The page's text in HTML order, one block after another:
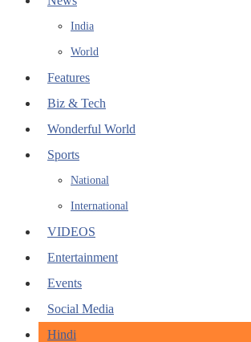
India
World
Features
Biz & Tech
Wonderful World
Sports
National
International
VIDEOS
Entertainment
Events
Social Media
Hindi